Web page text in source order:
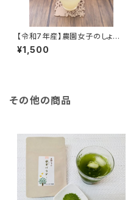
【令和7年産】農園女子のしょう
がパウダー 30g 安心野菜
高知県四万十市 やまみずき農
¥1,500
その他の商品